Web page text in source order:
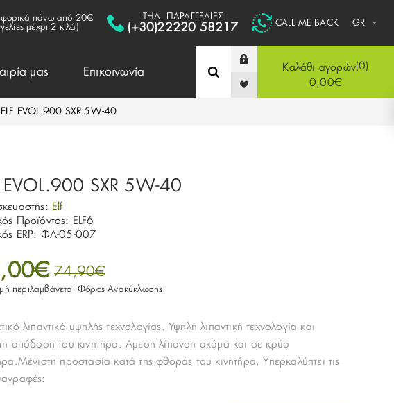
πάνω από 20€
μέχρι 2 κιλά)
ΤΗΛ. ΠΑΡΑΓΓΕΛΙΕΣ
(+30)22220 58217 CALL ME BACK
μας Επικοινωνία Καλάθι αγορών 0
0,00€
ELF EVOL.900 SXR 5W-40
EVOL.900 SXR 5W-40
Elf
Προϊόντος: ELF6
ERP: ΦΛ-05-007
74,90€
περιλαμβάνεται Φόρος Ανακύκλωσης
λιπαντικό υψηλής τεχνολογίας. Υψηλή λιπαντική τεχνολογία και
απόδοση του κινητήρα. Αμεση λίπανση ακόμα και σε κρύο
προστασία κατά της φθοράς του κινητήρα. Υπερκαλύπτει τις